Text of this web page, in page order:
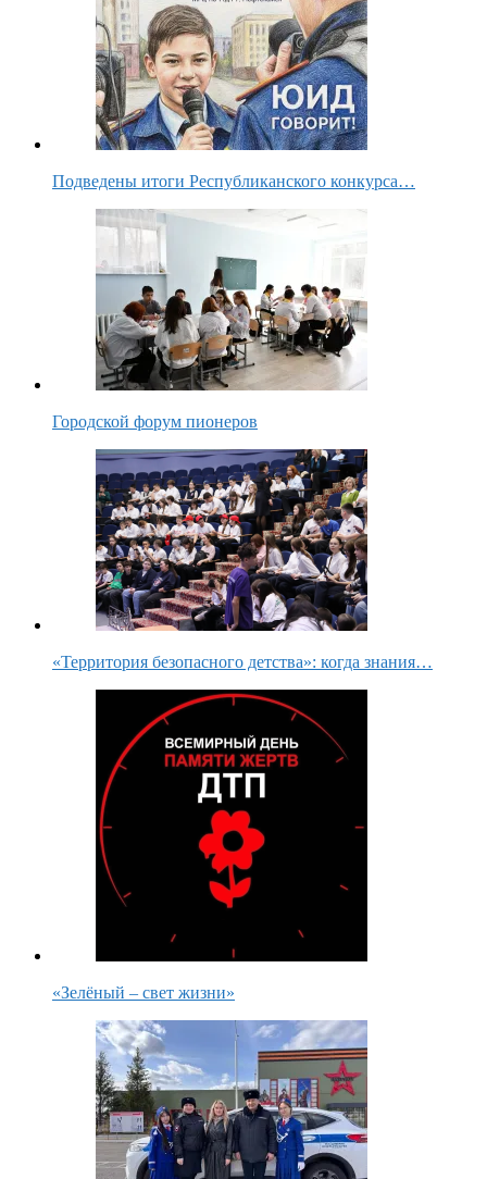
Подведены итоги Республиканского конкурса…
Городской форум пионеров
«Территория безопасного детства»: когда знания…
«Зелёный – свет жизни»